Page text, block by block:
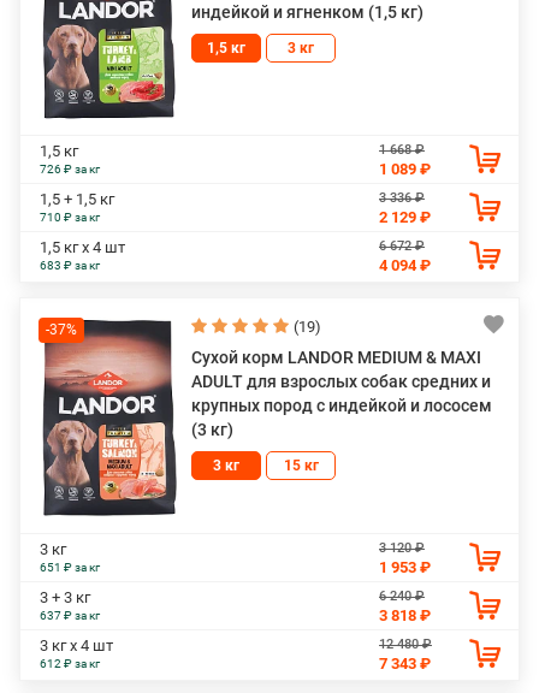
индейкой и ягненком (1,5 кг)
1,5 кг 3 кг
1,5 кг
726 ₽ за кг
1 668 ₽
1 089 ₽
1,5 + 1,5 кг
710 ₽ за кг
3 336 ₽
2 129 ₽
1,5 кг х 4 шт
683 ₽ за кг
6 672 ₽
4 094 ₽
-37% (19)
Сухой корм LANDOR MEDIUM & MAXI
ADULT для взрослых собак средних и
крупных пород с индейкой и лососем
(3 кг)
3 кг 15 кг
3 кг
651 ₽ за кг
3 120 ₽
1 953 ₽
3 + 3 кг
637 ₽ за кг
6 240 ₽
3 818 ₽
3 кг х 4 шт
612 ₽ за кг
12 480 ₽
7 343 ₽